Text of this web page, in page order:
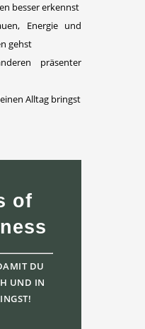
besser erkennst
Energie und
gehst
präsenter
Alltag bringst
of
DU
UND IN